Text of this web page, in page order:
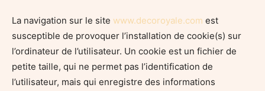
La navigation sur le site www.decoroyale.com est
susceptible de provoquer l’installation de cookie(s) sur
l’ordinateur de l’utilisateur. Un cookie est un fichier de
petite taille, qui ne permet pas l’identification de
l’utilisateur, mais qui enregistre des informations